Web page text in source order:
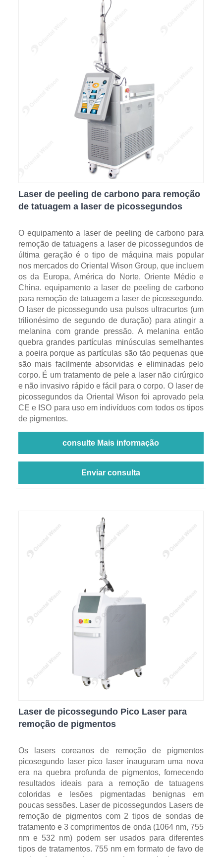
Laser de peeling de carbono para remoção
de tatuagem a laser de picossegundos
O equipamento a laser de peeling de carbono para
remoção de tatuagens a laser de picossegundos de
última geração é o tipo de máquina mais popular
nos mercados do Oriental Wison Group, que incluem
os da Europa, América do Norte, Oriente Médio e
China. equipamento a laser de peeling de carbono
para remoção de tatuagem a laser de picossegundo.
O laser de picossegundo usa pulsos ultracurtos (um
trilionésimo de segundo de duração) para atingir a
melanina com grande pressão. A melanina então
quebra grandes partículas minúsculas semelhantes
a poeira porque as partículas são tão pequenas que
são mais facilmente absorvidas e eliminadas pelo
corpo. É um tratamento de pele a laser não cirúrgico
e não invasivo rápido e fácil para o corpo. O laser de
picossegundos da Oriental Wison foi aprovado pela
CE e ISO para uso em indivíduos com todos os tipos
de pigmentos.
consulte Mais informação
Enviar consulta
Laser de picossegundo Pico Laser para
remoção de pigmentos
Os lasers coreanos de remoção de pigmentos
picosegundo laser pico laser inauguram uma nova
era na quebra profunda de pigmentos, fornecendo
resultados ideais para a remoção de tatuagens
coloridas e lesões pigmentadas benignas em
poucas sessões. Laser de picossegundos Lasers de
remoção de pigmentos com 2 tipos de sondas de
tratamento e 3 comprimentos de onda (1064 nm, 755
nm e 532 nm) podem ser usados ​​para diferentes
tipos de tratamentos. 755 nm em formato de favo de